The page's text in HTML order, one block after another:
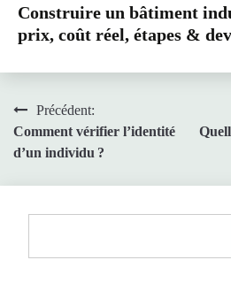
Construire un bâtiment
prix, coût réel, étapes &
Navigation
de
Précédent:
Comment vérifier l’identité
d’un individu ?